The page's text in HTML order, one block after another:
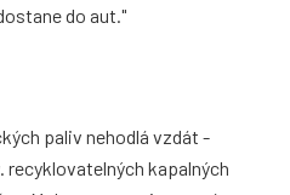
do aut."
paliv nehodlá vzdát -
kapalných